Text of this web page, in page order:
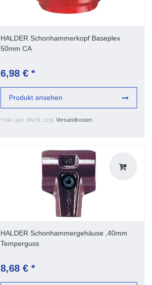
HALDER Schonhammerkopf Baseplex
50mm CA
6,98 € *
* inkl. ges. MwSt. zzgl. Versandkosten
Produkt ansehen
HALDER Schonhammergehäuse ,40mm
Temperguss
8,68 € *